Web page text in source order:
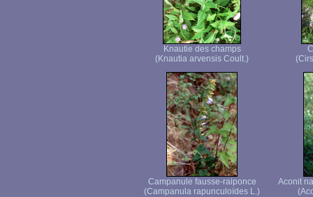
Knautie des champs
(Knautia arvensis Coult.)
Campanule fausse-raiponce
(Campanula rapunculoïdes L.)
Aconit